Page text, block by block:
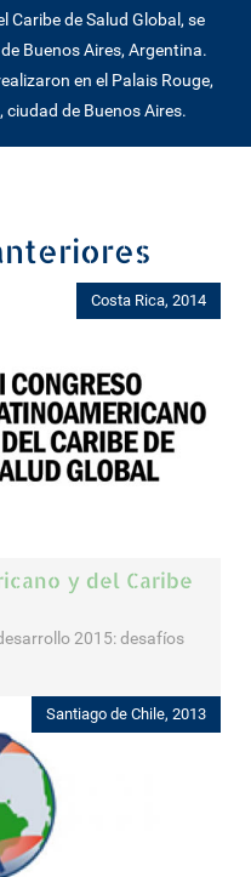
Caribe de Salud Global, se
Buenos Aires, Argentina.
en el Palais Rouge,
de Buenos Aires.
y del Caribe
2015: desafíos
Costa Rica, 2014
Santiago de Chile, 2013